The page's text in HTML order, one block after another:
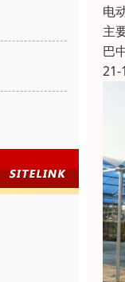
电
主
巴
21-